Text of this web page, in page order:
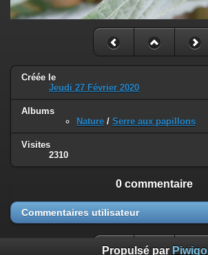
Créée le
Jeudi 27 Février 2020
Albums
Nature / Serre aux papillons
Visites
2310
0 commentaire
Commentaires utilisateur
Propulsé par Piwigo